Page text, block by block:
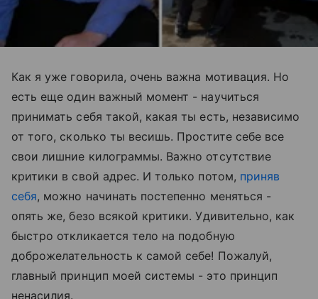
Как я уже говорила, очень важна мотивация. Но
есть еще один важный момент - научиться
принимать себя такой, какая ты есть, независимо
от того, сколько ты весишь. Простите себе все
свои лишние килограммы. Важно отсутствие
критики в свой адрес. И только потом, приняв
себя, можно начинать постепенно меняться -
опять же, безо всякой критики. Удивительно, как
быстро откликается тело на подобную
доброжелательность к самой себе! Пожалуй,
главный принцип моей системы - это принцип
ненасилия.